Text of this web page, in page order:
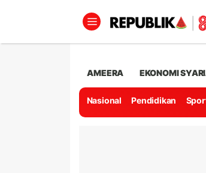
AMEERA EKONOMI
Nasional Pendidikan